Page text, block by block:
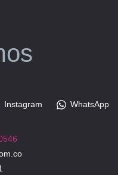
Instagram WhatsApp